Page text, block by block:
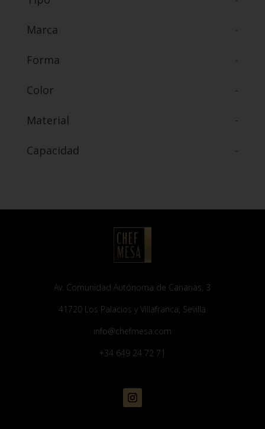
Marca -
Forma -
Color -
Material -
Capacidad -
Av. Comunidad Autónoma de Canarias, 3
41720 Los Palacios y Villafranca, Sevilla
info@chefmesa.com
+34 649 24 72 71